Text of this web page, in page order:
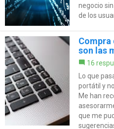
negocio
de los
Compra
son las
16
Lo que
portátil y
Me han
que me